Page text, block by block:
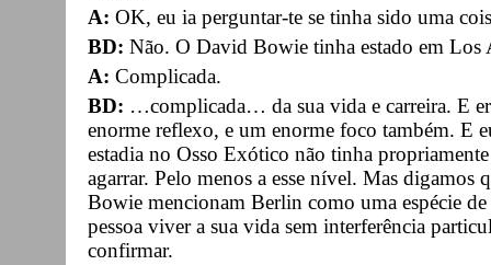
A: OK, eu ia perguntar-te se tinha sido uma
BD: Não. O David Bowie tinha estado em
A: Complicada.
BD: …complicada… da sua vida e carreira. E
enorme reflexo, e um enorme foco também. E
estadia no Osso Exótico não tinha
agarrar. Pelo menos a esse nível. Mas
Bowie mencionam Berlin como uma espécie
pessoa viver a sua vida sem interferência
confirmar.